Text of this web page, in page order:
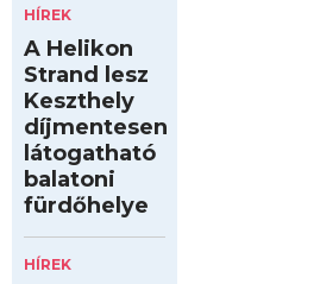
HÍREK
A Helikon
Strand lesz
Keszthely
díjmentesen
látogatható
balatoni
fürdőhelye
HÍREK